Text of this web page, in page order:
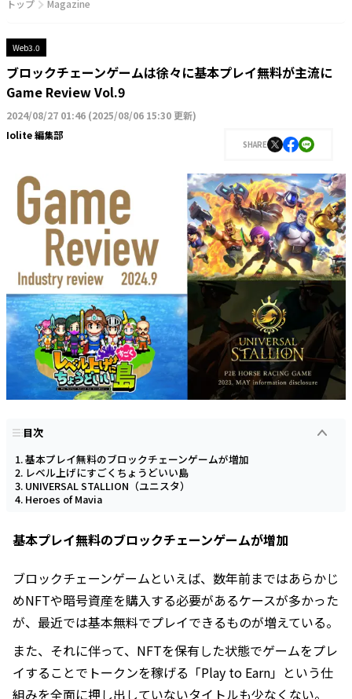
トップ Magazine
Web3.0
ブロックチェーンゲームは徐々に基本プレイ無料が主流に
Game Review Vol.9
2024/08/27 01:46 (2025/08/06 15:30 更新)
Iolite 編集部
SHARE
目次
基本プレイ無料のブロックチェーンゲームが増加
レベル上げにすごくちょうどいい島
UNIVERSAL STALLION（ユニスタ）
Heroes of Mavia
基本プレイ無料のブロックチェーンゲームが増加
ブロックチェーンゲームといえば、数年前まではあらかじ
めNFTや暗号資産を購入する必要があるケースが多かった
が、最近では基本無料でプレイできるものが増えている。
また、それに伴って、NFTを保有した状態でゲームをプレ
イすることでトークンを稼げる「Play to Earn」という仕
組みを全面に押し出していないタイトルも少なくない。